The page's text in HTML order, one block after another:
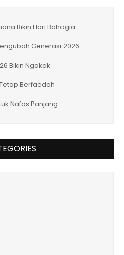
Bikin Hari Bahagia
Generasi 2026
Bikin Ngakak
Berfaedah
Nafas Panjang